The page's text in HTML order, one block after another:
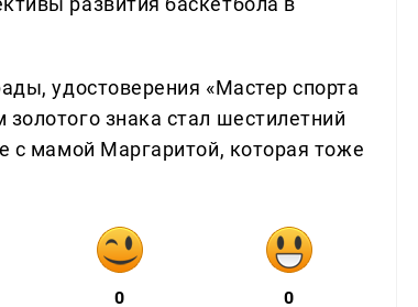
удостоверения «Мастер спорта
знака стал шестилетний
с мамой Маргаритой, которая тоже
0 0